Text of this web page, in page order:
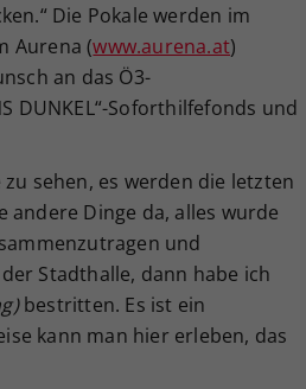
Die Pokale werden im
Aurena (www.aurena.at)
an das Ö3-
DUNKEL“-Soforthilfefonds und
sehen, es werden die letzten
andere Dinge da, alles wurde
und
Stadthalle, dann habe ich
bestritten. Es ist ein
kann man hier erleben, das